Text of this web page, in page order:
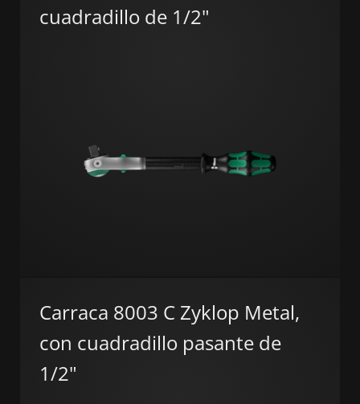
cuadradillo de 1/2"
Carraca 8003 C Zyklop Metal,
con cuadradillo pasante de
1/2"